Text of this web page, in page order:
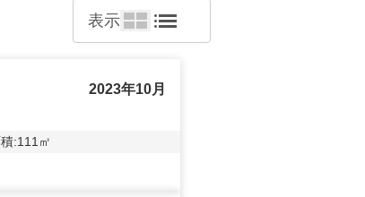
表示
2023年10月
:111 ㎡